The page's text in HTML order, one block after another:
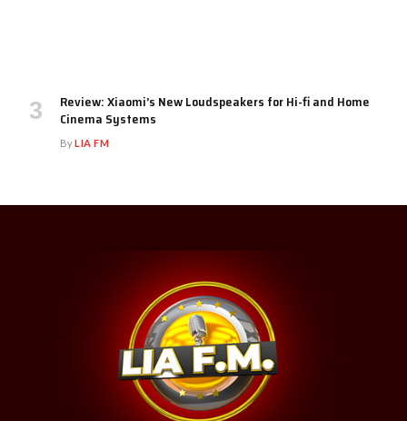
Review: Xiaomi’s New Loudspeakers for Hi-fi and Home
Cinema Systems
ByLIA FM